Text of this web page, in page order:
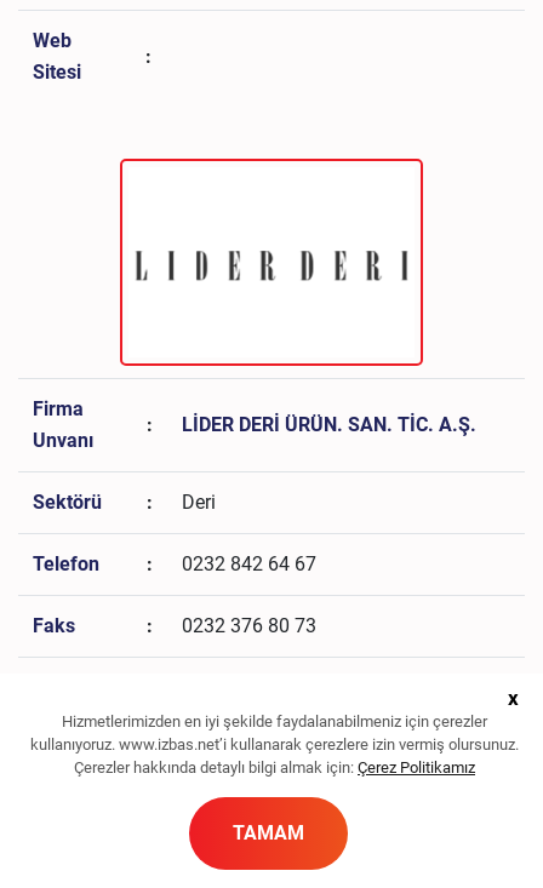
Web
Sitesi
:
Firma
Unvanı
: LİDER DERİ ÜRÜN. SAN. TİC. A.Ş.
Sektörü : Deri
Telefon : 0232 842 64 67
Faks : 0232 376 80 73
Menemen - İZMİR
info@liderderi.com,
osman@liderderi.com
x
Hizmetlerimizden en iyi şekilde faydalanabilmeniz için çerezler
kullanıyoruz. www.izbas.net’i kullanarak çerezlere izin vermiş olursunuz.
Çerezler hakkında detaylı bilgi almak için: Çerez Politikamız
TAMAM